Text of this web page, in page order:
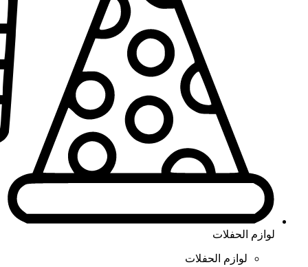
لوازم الحفلات
لوازم الحفلات